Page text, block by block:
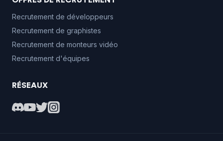
Recrutement de développeurs
Recrutement de graphistes
Recrutement de monteurs vidéo
Recrutement d'équipes
RÉSEAUX